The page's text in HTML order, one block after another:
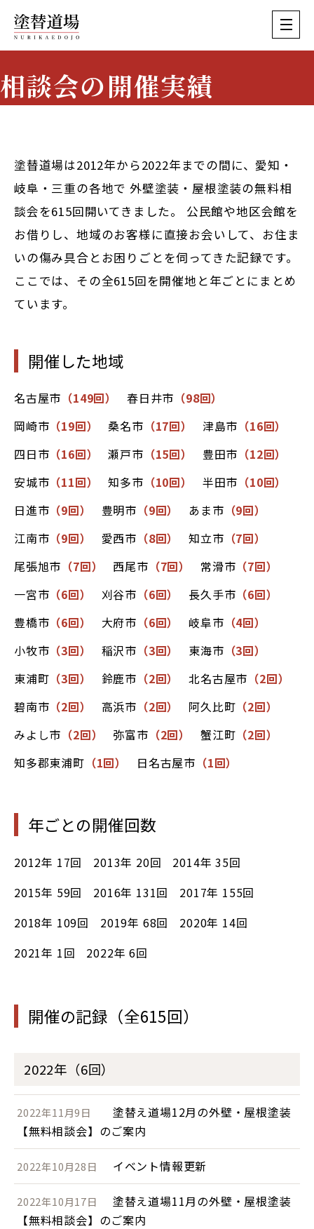
相談会の開催実績
塗替道場は2012年から2022年までの間に、愛知・
岐阜・三重の各地で外壁塗装・屋根塗装の無料相
談会を615回開いてきました。 公民館や地区会館を
お借りし、地域のお客様に直接お会いして、お住ま
いの傷み具合とお困りごとを伺ってきた記録です。
ここでは、その全615回を開催地と年ごとにまとめ
ています。
開催した地域
名古屋市 （149回） 春日井市 （98回）
岡崎市 （19回） 桑名市 （17回） 津島市 （16回）
四日市 （16回） 瀬戸市 （15回） 豊田市 （12回）
安城市 （11回） 知多市 （10回） 半田市 （10回）
日進市 （9回） 豊明市 （9回） あま市 （9回）
江南市 （9回） 愛西市 （8回） 知立市 （7回）
尾張旭市 （7回） 西尾市 （7回） 常滑市 （7回）
一宮市 （6回） 刈谷市 （6回） 長久手市 （6回）
豊橋市 （6回） 大府市 （6回） 岐阜市 （4回）
小牧市 （3回） 稲沢市 （3回） 東海市 （3回）
東浦町 （3回） 鈴鹿市 （2回） 北名古屋市 （2回）
碧南市 （2回） 高浜市 （2回） 阿久比町 （2回）
みよし市 （2回） 弥富市 （2回） 蟹江町 （2回）
知多郡東浦町 （1回） 日名古屋市 （1回）
年ごとの開催回数
2012年 17回 2013年 20回 2014年35回
2015年 59回 2016年 131回 2017年 155回
2018年 109回 2019年 68回 2020年 14回
2021年 1回 2022年6回
開催の記録（全615回）
2022年（6回）
2022年11月9日
塗替え道場12月の外壁・屋根塗装
【無料相談会】のご案内
2022年10月28日 イベント情報更新
2022年10月17日
塗替え道場11月の外壁・屋根塗装
【無料相談会】のご案内